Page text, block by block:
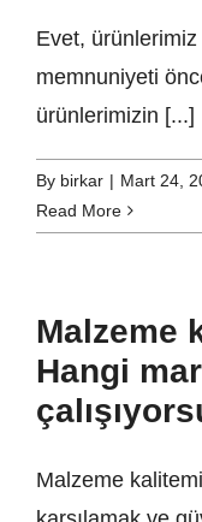
Evet,
memnuniyeti
ürünlerimizin [...]
By birkar | Mart 24,
Read More
Malzeme
Hangi
Malzeme